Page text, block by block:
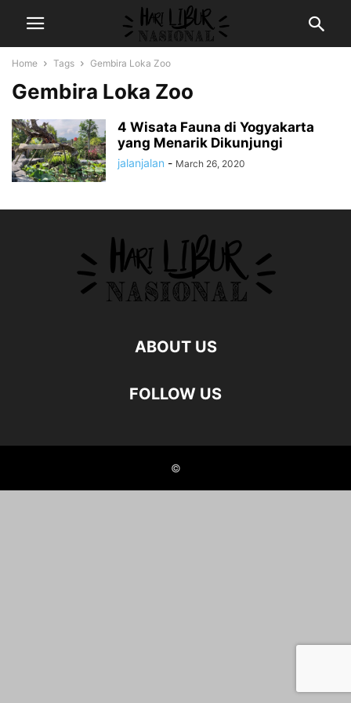
Home Tags Gembira Loka Zoo
Gembira Loka Zoo
4 Wisata Fauna di Yogyakarta
yang Menarik Dikunjungi
jalanjalan - March 26, 2020
ABOUT US
FOLLOW US
©